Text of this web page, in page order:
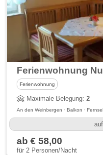
Ferienwohnung
Ferienwohnung
Maximale Belegung:2
An den Weinbergen · Balkon ·
ab € 58,00
für 2 Personen/Nacht